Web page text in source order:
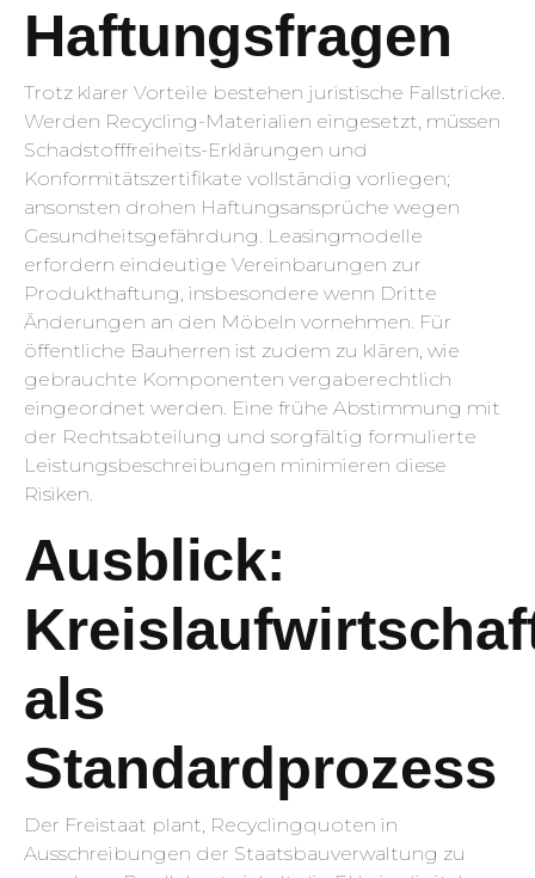
Haftungsfragen
Trotz klarer Vorteile bestehen juristische Fallstricke.
Werden Recycling-Materialien eingesetzt, müssen
Schadstofffreiheits-Erklärungen und
Konformitätszertifikate vollständig vorliegen;
ansonsten drohen Haftungsansprüche wegen
Gesundheitsgefährdung. Leasingmodelle
erfordern eindeutige Vereinbarungen zur
Produkthaftung, insbesondere wenn Dritte
Änderungen an den Möbeln vornehmen. Für
öffentliche Bauherren ist zudem zu klären, wie
gebrauchte Komponenten vergaberechtlich
eingeordnet werden. Eine frühe Abstimmung mit
der Rechtsabteilung und sorgfältig formulierte
Leistungsbeschreibungen minimieren diese
Risiken.
Ausblick:
als
Standardprozess
Der Freistaat plant, Recyclingquoten in
Ausschreibungen der Staatsbauverwaltung zu